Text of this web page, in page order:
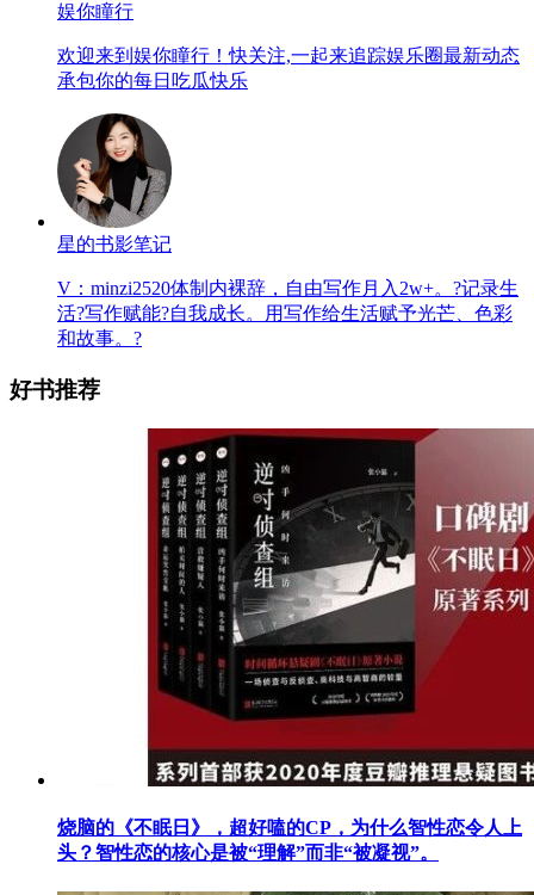
娱你瞳行
欢迎来到娱你瞳行！快关注,一起来追踪娱乐圈最新动态
承包你的每日吃瓜快乐
星的书影笔记
V：minzi2520体制内裸辞，自由写作月入2w+。?记录生
活?写作赋能?自我成长。用写作给生活赋予光芒、色彩
和故事。?
好书推荐
烧脑的《不眠日》，超好嗑的CP，为什么智性恋令人上
头？智性恋的核心是被“理解”而非“被凝视”。